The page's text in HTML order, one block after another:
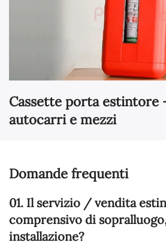
Cassette porta estintore
autocarri e mezzi
Domande frequenti
01. Il servizio / vendita
comprensivo di
installazione?